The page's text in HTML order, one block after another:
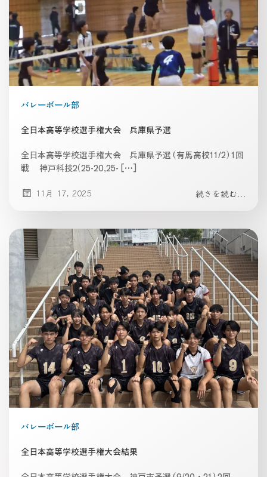
バレーボール部
全日本高等学校選手権大会 兵庫県予選
全日本高等学校選手権大会 兵庫県予選 (有馬高校11/2) 1回
戦 神戸科技2(25-20,25- […]
11月 17, 2025 続きを読む...
バレーボール部
全日本高等学校選手権大会結果